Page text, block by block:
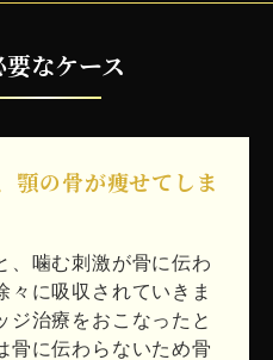
なケース
顎の骨が痩せてしま
、噛む刺激が骨に伝わ
々に吸収されていきま
ジ治療をおこなったと
骨に伝わらないため骨